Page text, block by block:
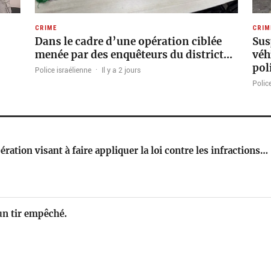
CRIME
Dans le cadre d’une opération ciblée
menée par des enquêteurs du district…
Police israélienne · Il y a 2 jours
visant à faire appliquer la loi contre les infractions…
tir empêché.